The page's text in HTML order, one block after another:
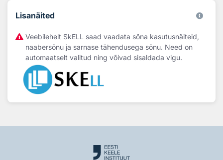
Lisanäited
Veebilehelt SkELL saad vaadata sõna kasutusnäiteid,
naabersõnu ja sarnase tähendusega sõnu. Need on
automaatselt valitud ning võivad sisaldada vigu.